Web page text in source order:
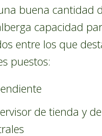
buena cantidad
capacidad
entre los que
puestos:
de tienda y